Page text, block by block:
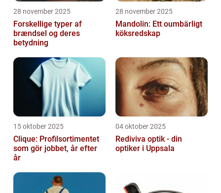
28 november 2025
Forskellige typer af
brændsel og deres
betydning
28 november 2025
Mandolin: Ett oumbärligt
köksredskap
15 oktober 2025
Clique: Profilsortimentet
som gör jobbet, år efter
år
04 oktober 2025
Rediviva optik - din
optiker i Uppsala